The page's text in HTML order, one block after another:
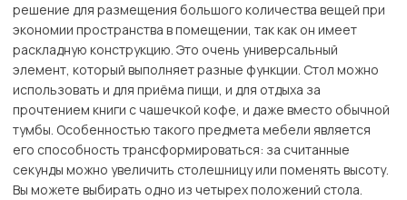
решение для размещения большого количества вещей при
экономии пространства в помещении, так как он имеет
раскладную конструкцию. Это очень универсальный
элемент, который выполняет разные функции. Стол можно
использовать и для приёма пищи, и для отдыха за
прочтением книги с чашечкой кофе, и даже вместо обычной
тумбы. Особенностью такого предмета мебели является
его способность трансформироваться: за считанные
секунды можно увеличить столешницу или поменять высоту.
Вы можете выбирать одно из четырех положений стола.